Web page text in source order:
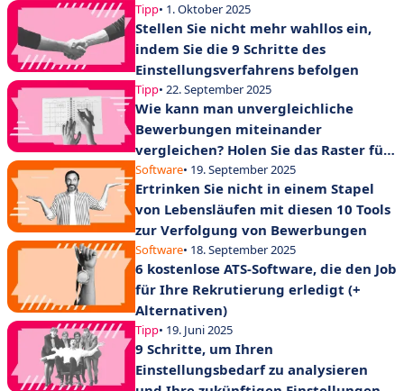
Vorstellungsgespräch ablehnt?
Tipp• 1. Oktober 2025
Stellen Sie nicht mehr wahllos ein,
indem Sie die 9 Schritte des
Einstellungsverfahrens befolgen
Tipp• 22. September 2025
Wie kann man unvergleichliche
Bewerbungen miteinander
vergleichen? Holen Sie das Raster für
die Auswahl von Lebensläufen heraus!
Software• 19. September 2025
Ertrinken Sie nicht in einem Stapel
von Lebensläufen mit diesen 10 Tools
zur Verfolgung von Bewerbungen
Software• 18. September 2025
6 kostenlose ATS-Software, die den Job
für Ihre Rekrutierung erledigt (+
Alternativen)
Tipp• 19. Juni 2025
9 Schritte, um Ihren
Einstellungsbedarf zu analysieren